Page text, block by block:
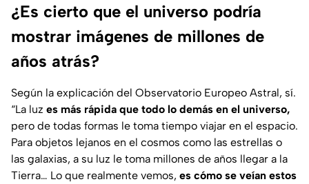
¿Es cierto que el universo podría
mostrar imágenes de millones de
años atrás?
Según la explicación del Observatorio Europeo Astral, sí.
“La luz es más rápida que todo lo demás en el universo,
pero de todas formas le toma tiempo viajar en el espacio.
Para objetos lejanos en el cosmos como las estrellas o
las galaxias, a su luz le toma millones de años llegar a la
Tierra… Lo que realmente vemos, es cómo se veían estos